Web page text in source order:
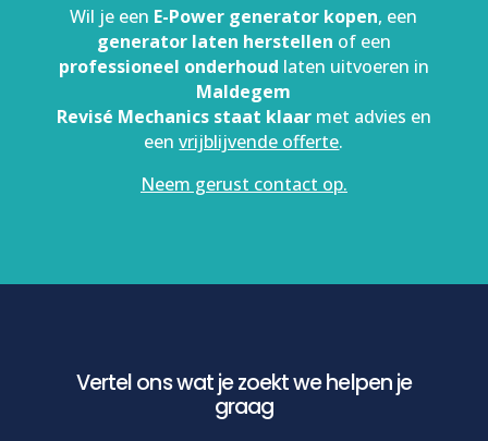
Wil je een E-Power generator kopen, een
generator laten herstellen of een
professioneel onderhoud laten uitvoeren in
Maldegem
Revisé Mechanics staat klaarmet advies en
eenvrijblijvende offerte.
Neem gerust contact op.
Vertel ons wat je zoekt we helpen je
graag